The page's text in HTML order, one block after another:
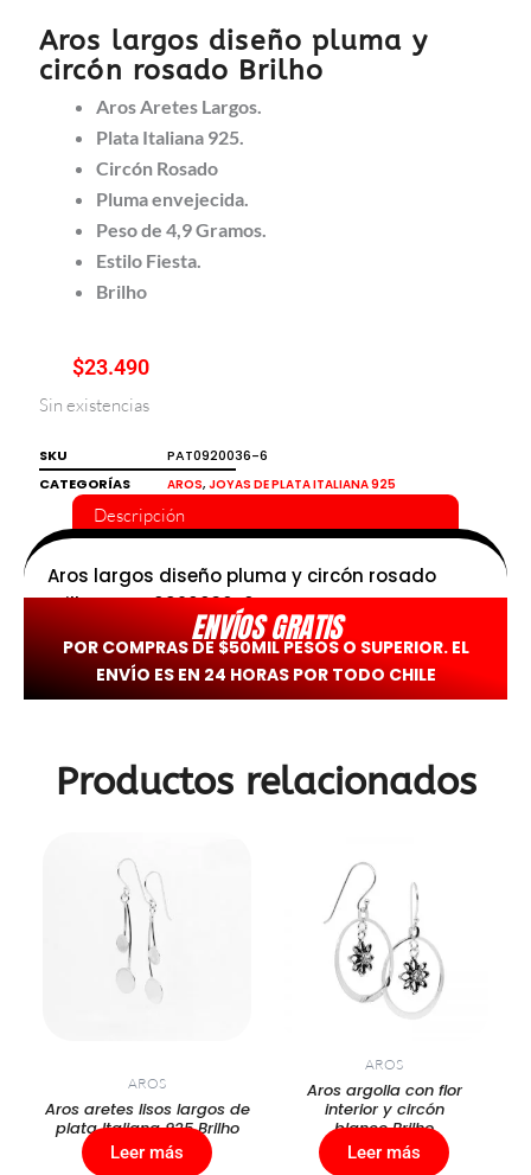
Aros largos diseño pluma y
circón rosado Brilho
Aros Aretes Largos.
Plata Italiana 925.
Circón Rosado
Pluma envejecida.
Peso de 4,9 Gramos.
Estilo Fiesta.
Brilho
$23.490
Sin existencias
SKU
PAT0920036-6
CATEGORÍAS
AROS, JOYAS DE PLATA ITALIANA 925
Descripción
Aros largos diseño pluma y circón rosado
Brilho – PAT0920036-6
ENVÍOS GRATIS
POR COMPRAS DE $50MIL PESOS O SUPERIOR. EL
ENVÍO ES EN 24 HORAS POR TODO CHILE
Productos relacionados
AROS
Aros aretes lisos largos de
plata Italiana 925 Brilho
Leer más
AROS
Aros argolla con flor
interior y circón
blanco Brilho
Leer más